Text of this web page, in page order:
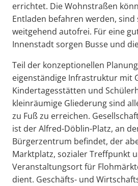
errichtet. Die Wohnstraßen
Entladen befahren werden,
weitgehend autofrei. Für eine
Innenstadt sorgen Busse und
Teil der konzeptionellen
eigenständige Infrastruktur mit
Kindertagesstätten und
kleinräumige Gliederung sind
zu Fuß zu erreichen.
ist der Alfred-Döblin-Platz, an
Bürgerzentrum befindet, der
Marktplatz, sozialer Treffpunkt
Veranstaltungsort für
dient. Geschäfts- und